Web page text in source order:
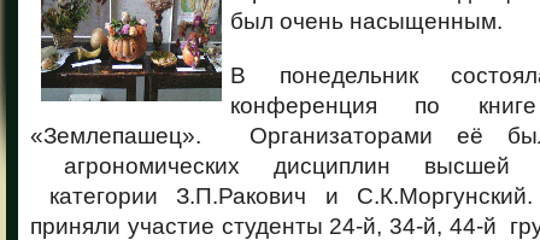
был очень насыщенным.
В понедельник
конференция по
«Землепашец». Организаторами её
агрономических дисциплин высшей
категории З.П.Ракович и
приняли участие студенты 24-й, 34-й, 44-й